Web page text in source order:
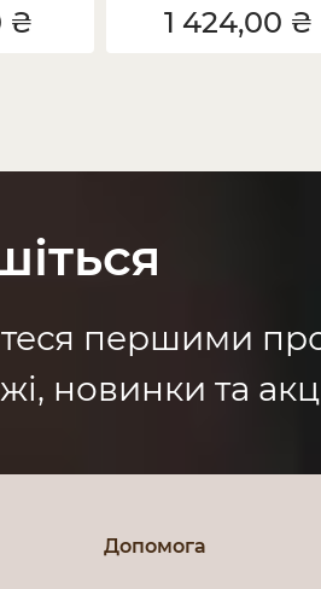
₴ 1 424,00 ₴
першими
новинки та
Допомога